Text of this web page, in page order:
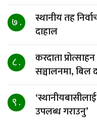
७ .
स्थानीय तह
दाहाल
८ .
करदाता
सञ्चालनमा, बिल
९ .
उपलब्ध गराउनु’